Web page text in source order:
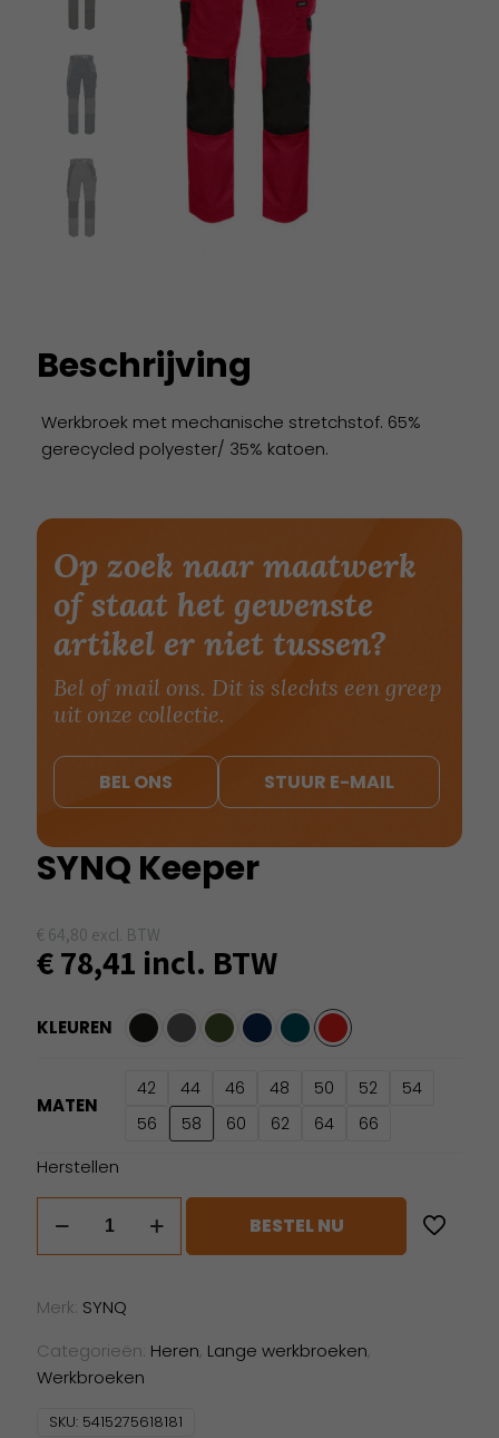
Beschrijving
Werkbroek met mechanische stretchstof. 65%
gerecycled polyester/ 35% katoen.
Op zoek naar maatwerk
of staat het gewenste
artikel er niet tussen?
Bel of mail ons. Dit is slechts een greep
uit onze collectie.
BEL ONS STUUR E-MAIL
SYNQ Keeper
€ 64,80 excl. BTW
€78,41 incl. BTW
KLEUREN
MATEN
42 44 46 48 50 52
54
56
58 60 62 64 66
Herstellen
aantal
BESTEL NU
Merk: SYNQ
Categorieën: Heren, Lange werkbroeken,
Werkbroeken
SKU: 5415275618181